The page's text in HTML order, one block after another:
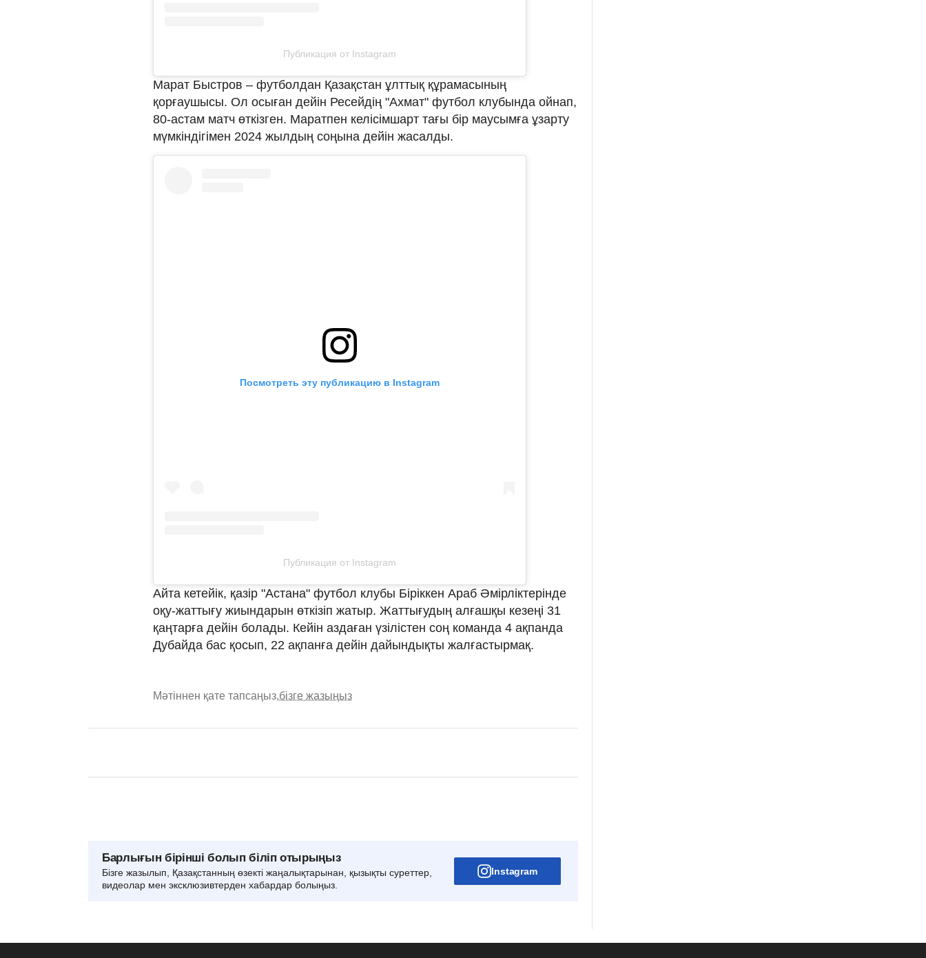
Публикация от Instagram
Марат Быстров – футболдан Қазақстан ұлттық құрамасының
қорғаушысы. Ол осыған дейін Ресейдің "Ахмат" футбол клубында ойнап,
80-астам матч өткізген. Маратпен келісімшарт тағы бір маусымға ұзарту
мүмкіндігімен 2024 жылдың соңына дейін жасалды.
Посмотреть эту публикацию в Instagram
Публикация от Instagram
Айта кетейік, қазір "Астана" футбол клубы Біріккен Араб Әмірліктерінде
оқу-жаттығу жиындарын өткізіп жатыр. Жаттығудың алғашқы кезеңі 31
қаңтарға дейін болады. Кейін аздаған үзілістен соң команда 4 ақпанда
Дубайда бас қосып, 22 ақпанға дейін дайындықты жалғастырмақ.
Мәтіннен қате тапсаңыз,бізге жазыңыз
Барлығын бірінші болып біліп отырыңыз
Бізге жазылып, Қазақстанның өзекті жаңалықтарынан, қызықты суреттер,
видеолар мен эксклюзивтерден хабардар болыңыз.
Instagram